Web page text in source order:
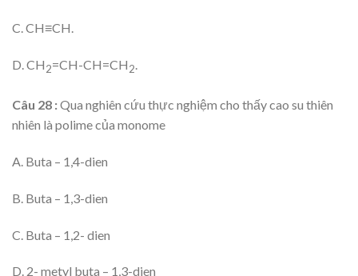
C. CH≡CH.
D. CH2=CH-CH=CH2.
Câu 28 :Qua nghiên cứu thực nghiệm cho thấy cao su thiên
nhiên là polime của monome
A. Buta – 1,4-dien
B. Buta – 1,3-dien
C. Buta – 1,2- dien
D. 2- metyl buta – 1,3-dien